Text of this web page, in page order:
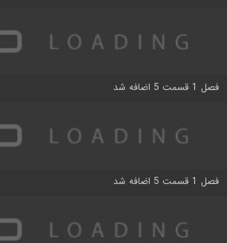
فصل 1 قسمت 5 اضافه شد
فصل 1 قسمت 5 اضافه شد